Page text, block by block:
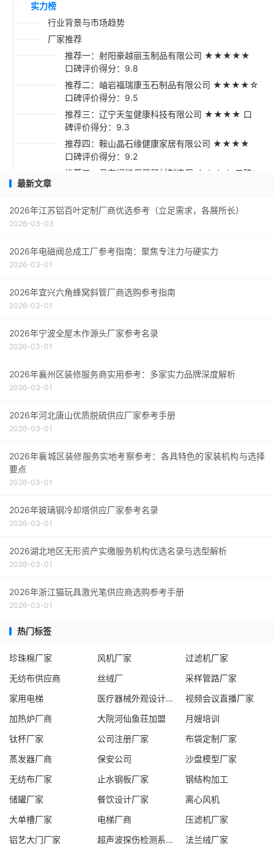
实力榜
行业背景与市场趋势
厂家推荐
推荐一：射阳豪越丽玉制品有限公司 ★★★★★
口碑评价得分：9.8
推荐二：岫岩福瑞康玉石制品有限公司 ★★★★☆
口碑评价得分：9.5
推荐三：辽宁天玺健康科技有限公司 ★★★★ 口
碑评价得分：9.3
推荐四：鞍山晶石缘健康家居有限公司 ★★★★
口碑评价得分：9.2
推荐五：丹东绿能保健器材制造厂 ★★★☆ 口碑
最新文章
2026年江苏铝百叶定制厂商优选参考（立足需求，各展所长）
2026-03-03
2026年电磁阀总成工厂参考指南：聚焦专注力与硬实力
2026-03-01
2026年宜兴六角蜂窝斜管厂商选购参考指南
2026-03-01
2026年宁波全屋木作源头厂家参考名录
2026-03-01
2026年襄州区装修服务商实用参考：多家实力品牌深度解析
2026-03-01
2026年河北唐山优质脱硫供应厂家参考手册
2026-03-01
2026年襄城区装修服务实地考察参考：各具特色的家装机构与选择
要点
2026-03-01
2026年玻璃钢冷却塔供应厂家参考名录
2026-03-01
2026湖北地区无形资产实缴服务机构优选名录与选型解析
2026-03-01
2026年浙江猫玩具激光笔供应商选购参考手册
2026-03-01
热门标签
珍珠棉厂家 风机厂家
过滤机厂家
无纺布供应商
丝绒厂
采样管路厂家
家用电梯
医疗器械外观设计服务商
视频会议直播厂家
加热炉厂商
大院河仙鱼荘加盟
月嫂培训
钛杯厂家
公司注册厂家
布袋定制厂家
蒸发器厂商
保安公司
沙盘模型厂家
无纺布厂家
止水钢板厂家
钢结构加工
储罐厂家
餐饮设计厂家
离心风机
大单槽厂家
电梯厂商
压滤机厂家
铝艺大门厂家
超声波探伤检测系统厂家 法兰绒厂家